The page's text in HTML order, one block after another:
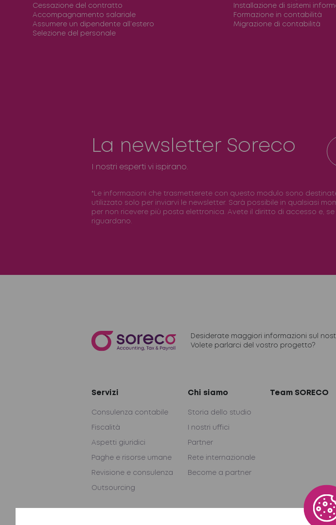
Cessazione del contratto
Accompagnamento salariale
Assumere un dipendente all’estero
Selezione del personale
Installazione di sistemi
Formazione in contabilità
Migrazione di contabilità
La newsletter Soreco
I nostri esperti vi ispirano.
*Le informazioni che trasmetterete con questo modulo sono
utilizzato solo per inviarvi le newsletter. Sarà possibile in qualsiasi
per non ricevere più posta elettronica. Avete il diritto di accesso e,
riguardano.
Desiderate maggiori informazioni sul
Volete parlarci del vostro progetto?
Servizi
Consulenza contabile
Fiscalità
Aspetti giuridici
Paghe e risorse umane
Revisione e consulenza
Outsourcing
Chi siamo
Storia dello studio
I nostri uffici
Partner
Rete internazionale
Become a partner
Team SORECO